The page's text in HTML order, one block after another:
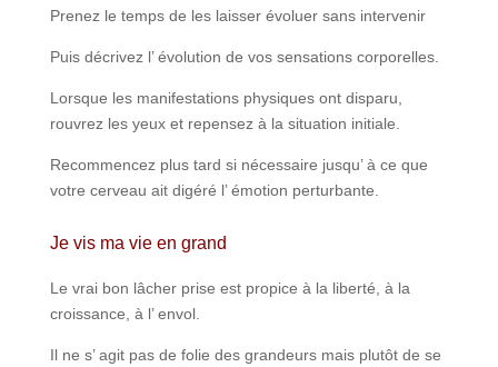
Prenez le temps de les laisser évoluer sans intervenir
Puis décrivez l’ évolution de vos sensations corporelles.
Lorsque les manifestations physiques ont disparu,
rouvrez les yeux et repensez à la situation initiale.
Recommencez plus tard si nécessaire jusqu’ à ce que
votre cerveau ait digéré l’ émotion perturbante.
Je vis ma vie en grand
Le vrai bon lâcher prise est propice à la liberté, à la
croissance, à l’ envol.
Il ne s’ agit pas de folie des grandeurs mais plutôt de se